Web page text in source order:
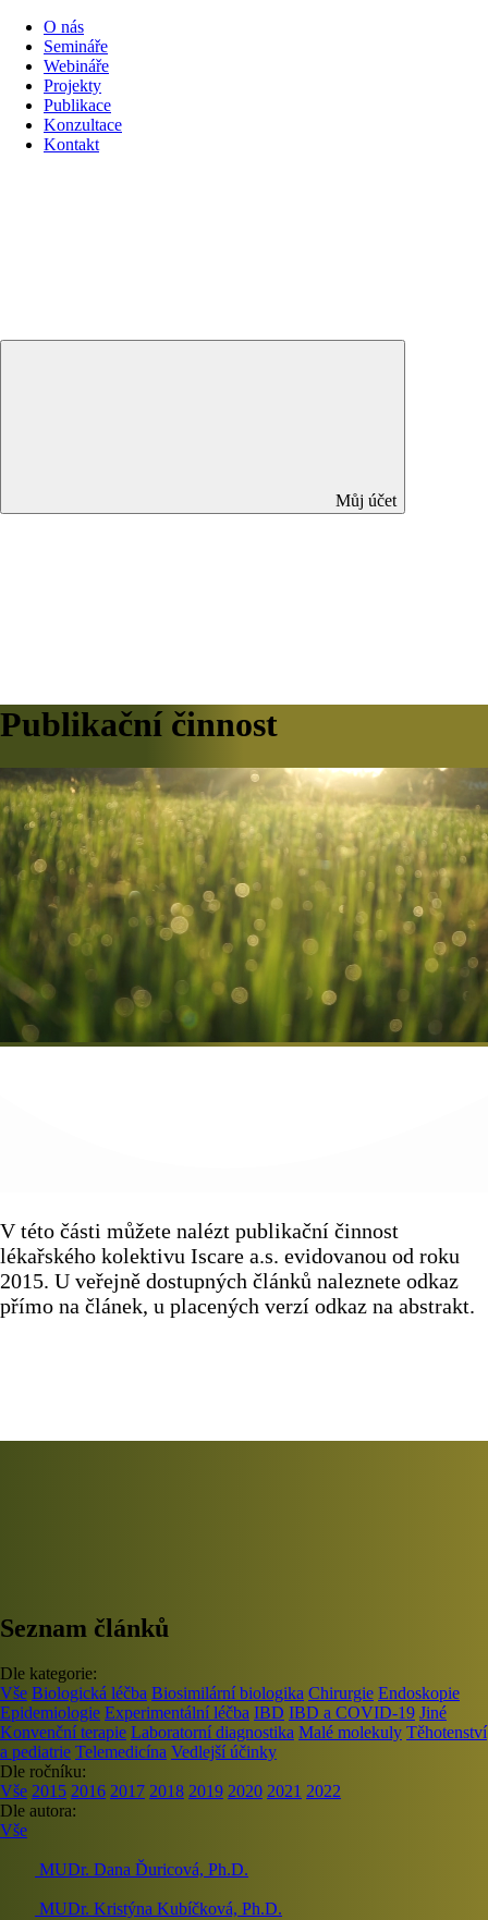
O nás
Semináře
Webináře
Projekty
Publikace
Konzultace
Kontakt
Můj účet
Publikační činnost
V této části můžete nalézt publikační činnost
lékařského kolektivu Iscare a.s. evidovanou od roku
2015. U veřejně dostupných článků naleznete odkaz
přímo na článek, u placených verzí odkaz na abstrakt.
Seznam článků
Dle kategorie:
Vše Biologická léčba Biosimilární biologika Chirurgie Endoskopie
Epidemiologie Experimentální léčba IBD IBD a COVID-19 Jiné
Konvenční terapie Laboratorní diagnostika Malé molekuly Těhotenství
a pediatrie Telemedicína Vedlejší účinky
Dle ročníku:
Vše 2015 2016 2017 2018 2019 2020 2021 2022
Dle autora:
Vše
MUDr. Dana Ďuricová, Ph.D.
MUDr. Kristýna Kubíčková, Ph.D.